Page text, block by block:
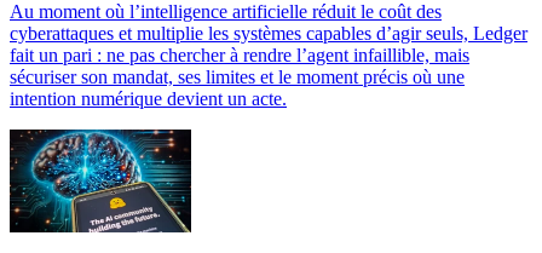
Au moment où l’intelligence artificielle réduit le coût des
cyberattaques et multiplie les systèmes capables d’agir seuls, Ledger
fait un pari : ne pas chercher à rendre l’agent infaillible, mais
sécuriser son mandat, ses limites et le moment précis où une
intention numérique devient un acte.